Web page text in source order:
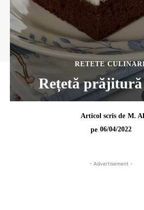
RETETE
Rețetă
Articol scris de M.
pe 06/04/2022
- Advertisement -